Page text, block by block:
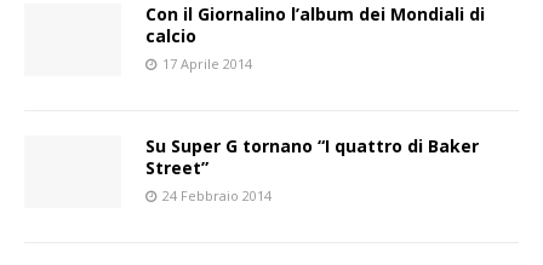
Con il Giornalino l’album dei Mondiali di
calcio
17 Aprile 2014
Su Super G tornano “I quattro di Baker
Street”
24 Febbraio 2014